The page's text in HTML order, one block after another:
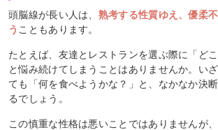
頭脳線が長い人は、 熟考する性質ゆえ、優柔
う こともあります。
たとえば、友達とレストランを選ぶ際に「どこ
と悩み続けてしまうことはありませんか。い
ても「何を食べようかな？」と、なかなか決
るでしょう。
この慎重な性格は悪いことではありませんが